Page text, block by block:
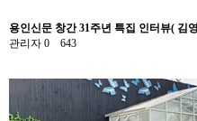
용인신문 창간 31주년 특집 인터뷰( 김
관리자 0 643